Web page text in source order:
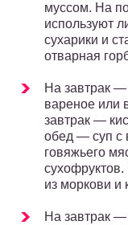
муссом. На
используют
сухарики и
отварная
На завтрак
вареное или
завтрак —
обед — суп с
говяжьего
из моркови и
На завтрак